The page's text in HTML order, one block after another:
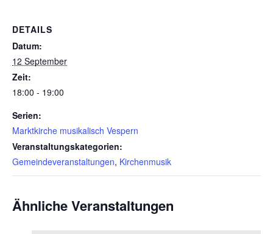
DETAILS
Datum:
12 September
Zeit:
18:00 - 19:00
Serien:
Marktkirche musikalisch Vespern
Veranstaltungskategorien:
Gemeindeveranstaltungen, Kirchenmusik
Ähnliche Veranstaltungen